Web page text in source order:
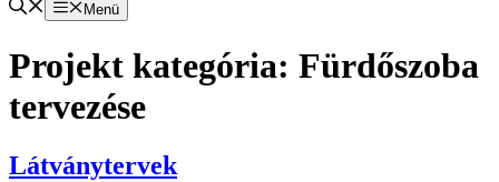
Menü
Projekt kategória: Fürdőszoba
tervezése
Látványtervek